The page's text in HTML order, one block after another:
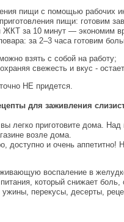
пищи с помощью рабочих
пищи: готовим
ЖКТ за 10 минут — экономим
за 2–3 часа готовим
взять с собой на работу;
свежесть и вкус -
НЕ придется.
для заживления
приготовите дома. Над
возле дома.
доступно и очень
воспаление в
который снижает
перекусы, десерты,